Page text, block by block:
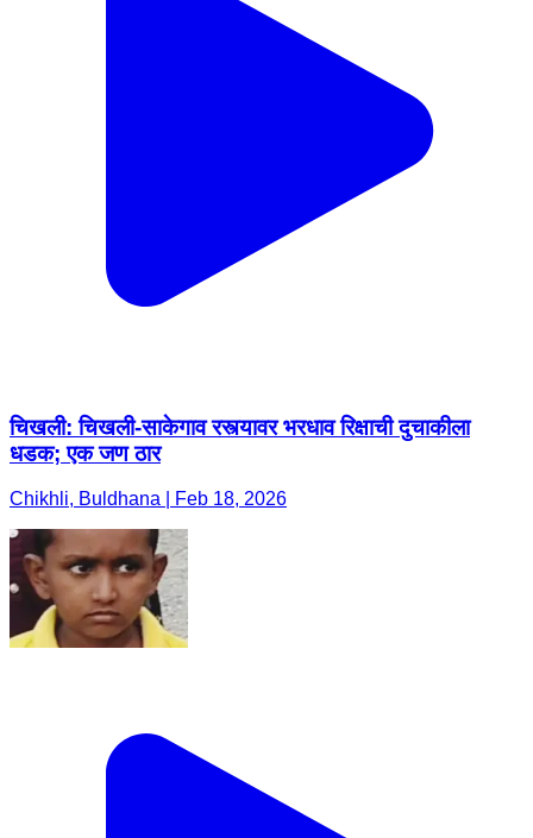
चिखली: चिखली-साकेगाव रस्त्यावर भरधाव रिक्षाची दुचाकीला
धडक; एक जण ठार
Chikhli, Buldhana | Feb 18, 2026